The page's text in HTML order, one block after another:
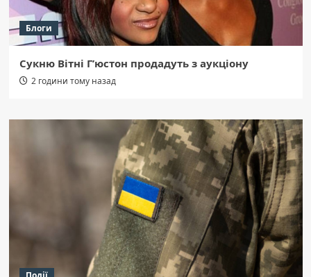
Блоги
Сукню Вітні Г’юстон продадуть з аукціону
2 години тому назад